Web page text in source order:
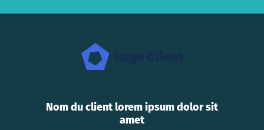
Nom du client lorem ipsum dolor sit
amet